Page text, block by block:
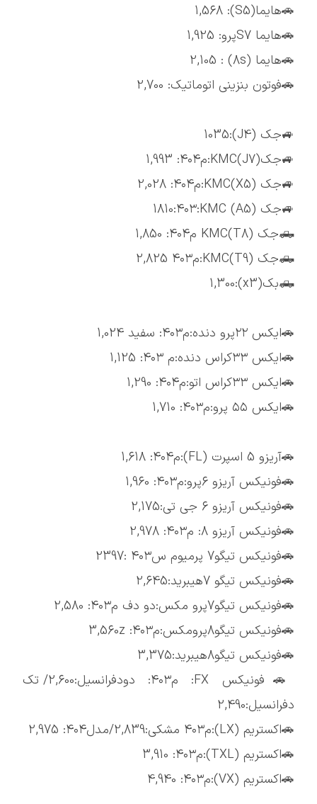
🚗هایما(S5): 1,568
🚗هایما S7پرو: 1,925
🚗هایما (8s) : 2,105
🚗فوتون بنزینی اتوماتیک: 2,700
🚙جک (J4):1035
🚙جک(J7)KMC:م۴۰۴: 1,993
🚙جک (X5)KMC:م۴۰۴: 2,028
🚙جک (A5) 1810:۴۰۳:KMC
🛻جک (T8)KMC م۴۰۴: 1,850
🛻جک (T9)KMC:م۴۰۳ 2,825
🛻بک(x3):1,300
🚗ایکس ۲۲پرو دنده:م۴۰۳: سفید 1,024
🚗ایکس ۳۳کراس دنده:م ۴۰۳: 1,125
🚗ایکس ۳۳کراس اتو:م۴۰۴: 1,290
🚗ایکس ۵۵ پرو:م۴۰۳: 1,710
🚗آریزو 5 اسپرت (FL):م۴۰۴: 1,618
🚗فونیکس آریزو 6پرو:م۴۰۳: 1,960
🚗فونیکس آریزو 6 جی تی:2,175
🚗فونیکس آریزو 8: م۴۰۳: 2,978
🚗فونیکس تیگو7 پرمیوم س۴۰۳ :2397
🚗فونیکس تیگو 7هیبرید:2,645
🚗فونیکس تیگو7پرو مکس:دو دف م۴۰۳: 2,580
🚗فونیکس تیگو8پرومکس:م۴۰۳: 3,560z
🚗فونیکس تیگو8هیبرید:3,375
🚗فونیکس FX: م۴۰۳: دودفرانسیل:2,600/ تک
دفرانسیل:2,490
🚗اکستریم (LX):م۴۰۳ مشکی:2,839/مدل۴۰۴: 2,975
🚗اکستریم (TXL):م۴۰۳: 3,910
🚗اکستریم (VX):م۴۰۳: 4,940